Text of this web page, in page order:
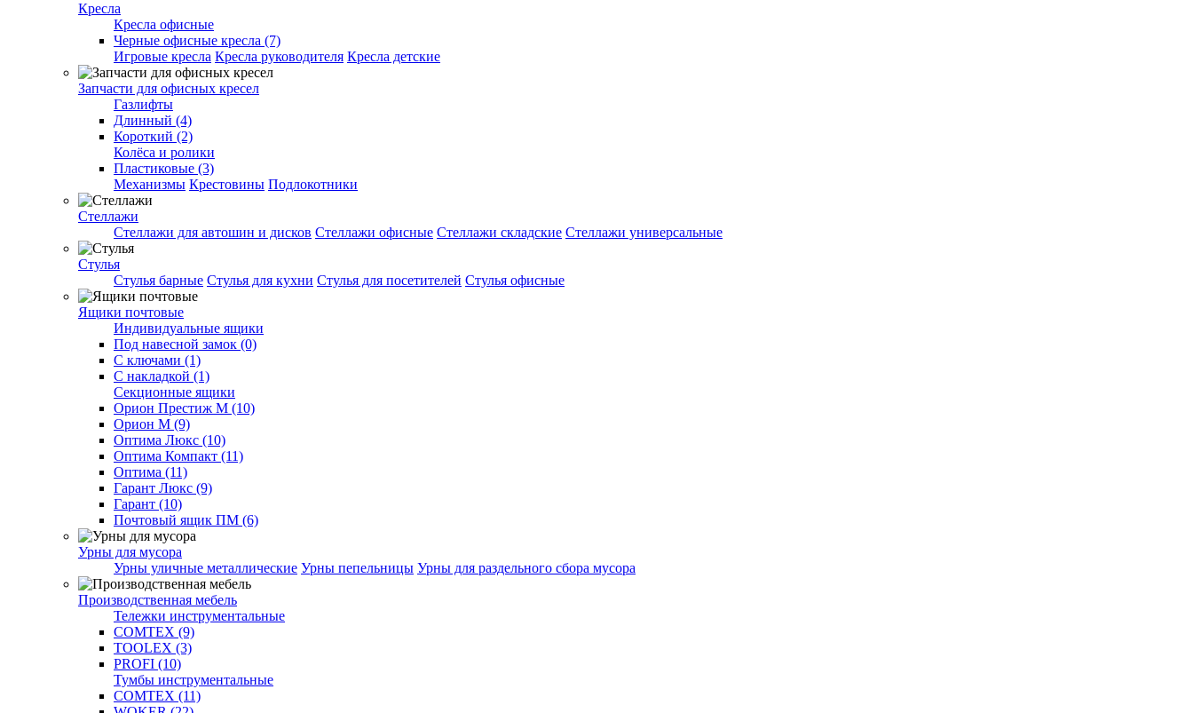
Кресла
Кресла офисные
Черные офисные кресла (7)
Игровые кресла Кресла руководителя Кресла детские
Запчасти для офисных кресел
Газлифты
Длинный (4)
Короткий (2)
Колёса и ролики
Пластиковые (3)
Механизмы Крестовины Подлокотники
Стеллажи
Стеллажи для автошин и дисков Стеллажи офисные Стеллажи складские Стеллажи универсальные
Стулья
Стулья барные Стулья для кухни Стулья для посетителей Стулья офисные
Ящики почтовые
Индивидуальные ящики
Под навесной замок (0)
С ключами (1)
С накладкой (1)
Секционные ящики
Орион Престиж М (10)
Орион М (9)
Оптима Люкс (10)
Оптима Компакт (11)
Оптима (11)
Гарант Люкс (9)
Гарант (10)
Почтовый ящик ПМ (6)
Урны для мусора
Урны уличные металлические Урны пепельницы Урны для раздельного сбора мусора
Производственная мебель
Тележки инструментальные
COMTEX (9)
TOOLEX (3)
PROFI (10)
Тумбы инструментальные
COMTEX (11)